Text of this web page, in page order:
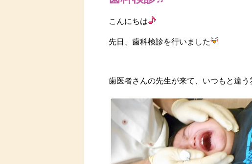
こんにちは
先日、歯科検診を行いました
歯医者さんの先生が来て、いつもと違